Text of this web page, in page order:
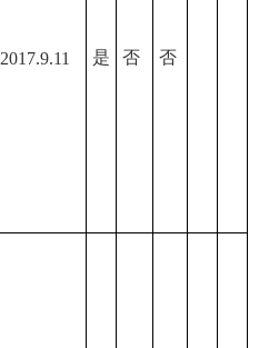
2017.9.11 是 否 否